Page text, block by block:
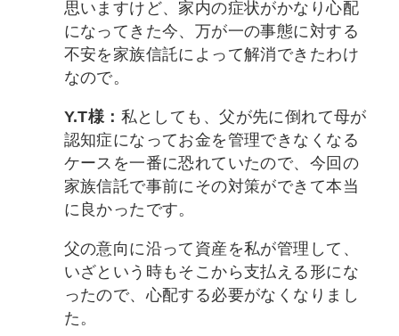
思いますけど、家内の症状がかなり心配
になってきた今、万が一の事態に対する
不安を家族信託によって解消できたわけ
なので。
Y.T様： 私としても、父が先に倒れて母が
認知症になってお金を管理できなくなる
ケースを一番に恐れていたので、今回の
家族信託で事前にその対策ができて本当
に良かったです。
父の意向に沿って資産を私が管理して、
いざという時もそこから支払える形にな
ったので、心配する必要がなくなりまし
た。